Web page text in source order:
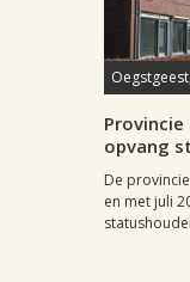
opvang
De
en met juli